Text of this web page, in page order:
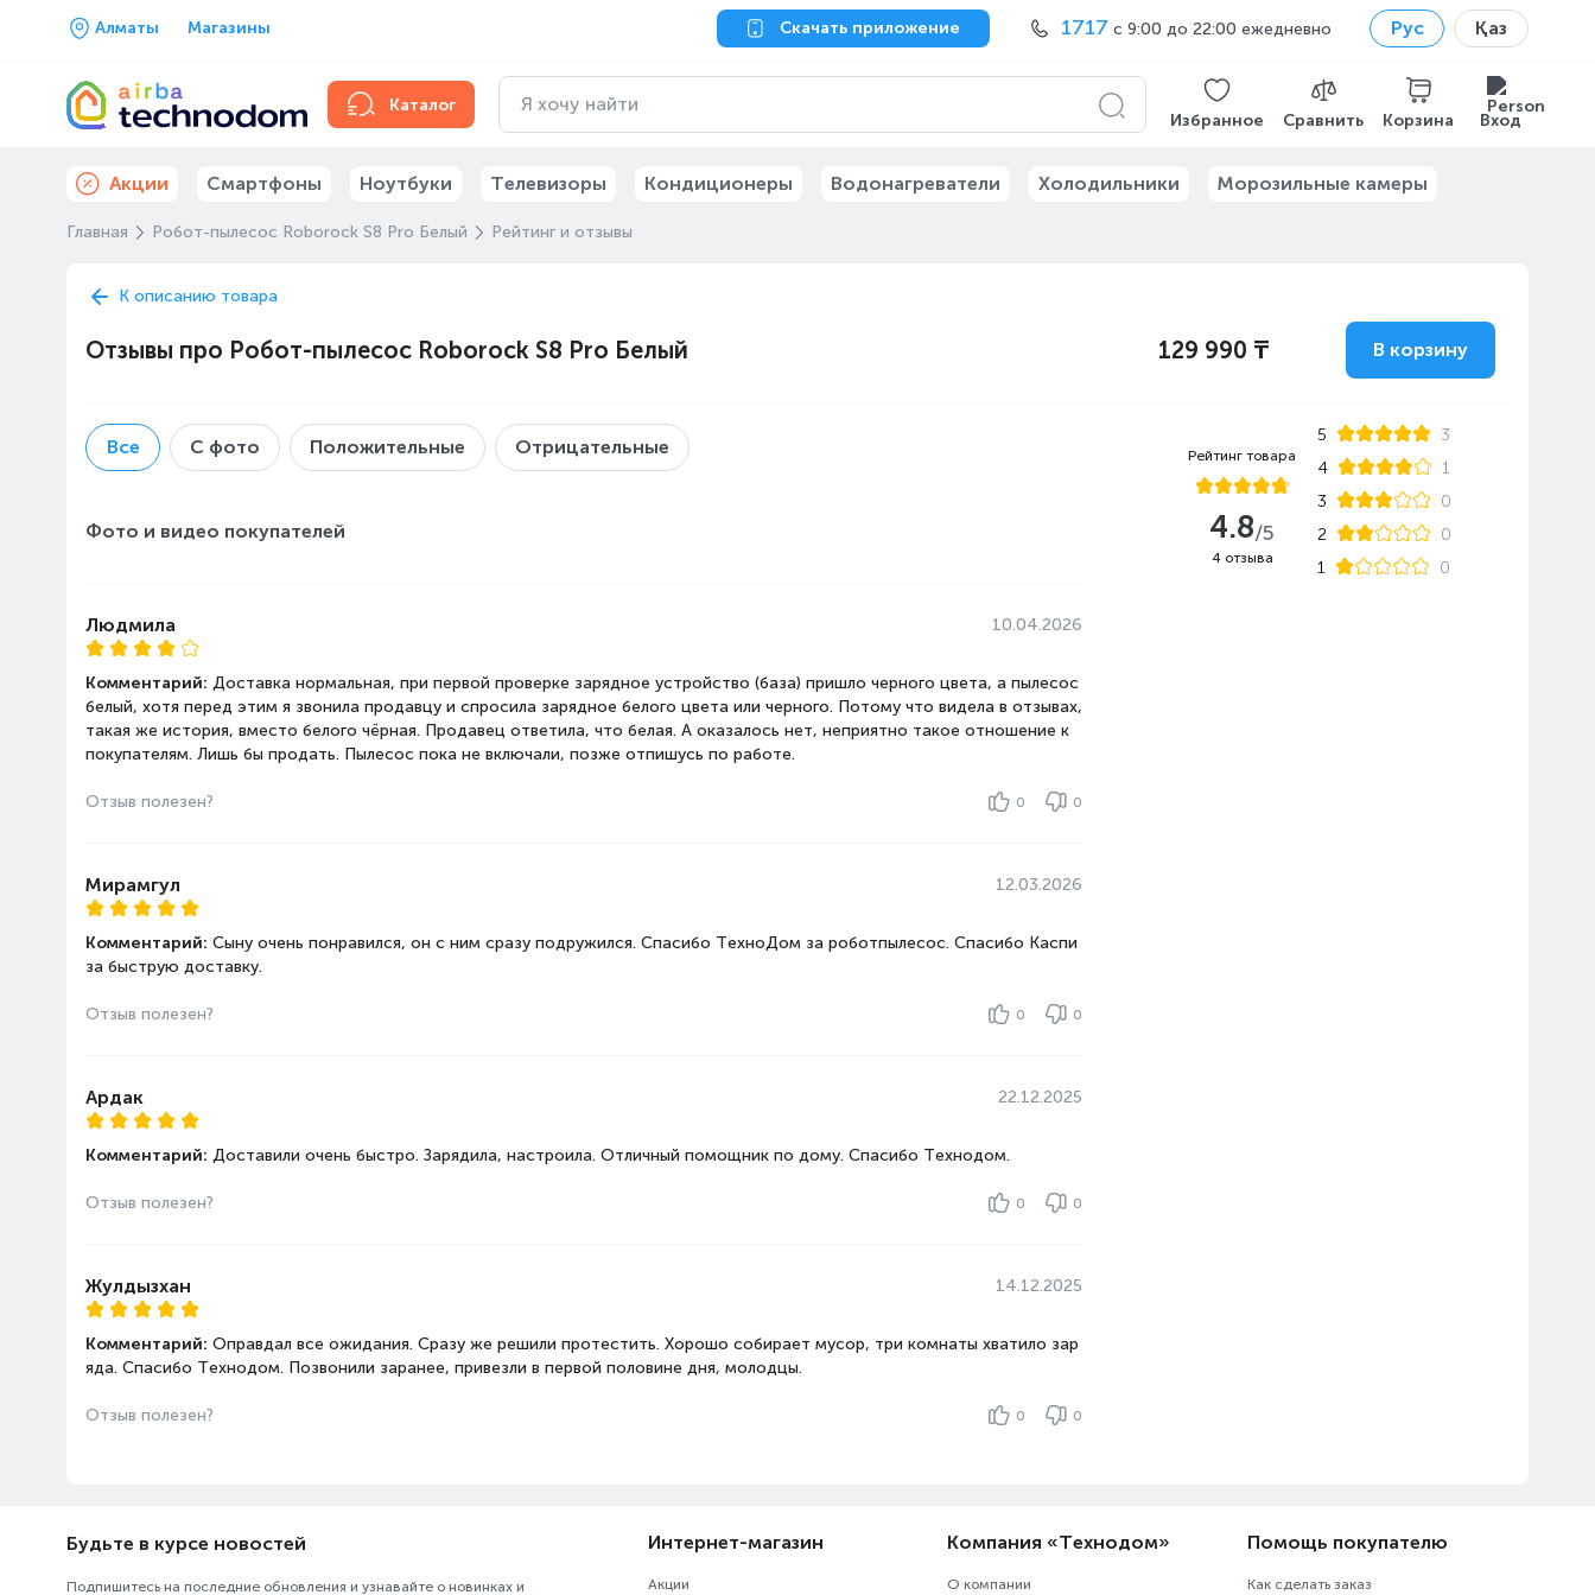
Алматы Магазины Скачать приложение 1717 с 9:00 до 22:00 ежедневно Рус Қаз
Каталог
Избранное Сравнить Корзина Вход
Акции Смартфоны Ноутбуки Телевизоры Кондиционеры Водонагреватели Холодильники Морозильные камеры
Главная Робот-пылесос Roborock S8 Pro Белый Рейтинг и отзывы
К описанию товара
Отзывы про Робот-пылесос Roborock S8 Pro Белый 129 990 ₸ В корзину
Все С фото Положительные Отрицательные
Фото и видео покупателей
Людмила 10.04.2026
Комментарий: Доставка нормальная, при первой проверке зарядное устройство (база) пришло черного цвета, а пылесос
белый, хотя перед этим я звонила продавцу и спросила зарядное белого цвета или черного. Потому что видела в отзывах,
такая же история, вместо белого чёрная. Продавец ответила, что белая. А оказалось нет, неприятно такое отношение к
покупателям. Лишь бы продать. Пылесос пока не включали, позже отпишусь по работе.
Отзыв полезен? 0 0
Мирамгул 12.03.2026
Комментарий: Сыну очень понравился, он с ним сразу подружился. Спасибо ТехноДом за роботпылесос. Спасибо Каспи
за быструю доставку.
Отзыв полезен? 0 0
Ардак 22.12.2025
Комментарий: Доставили очень быстро. Зарядила, настроила. Отличный помощник по дому. Спасибо Технодом.
Отзыв полезен? 0 0
Жулдызхан 14.12.2025
Комментарий: Оправдал все ожидания. Сразу же решили протестить. Хорошо собирает мусор, три комнаты хватило зар
яда. Спасибо Технодом. Позвонили заранее, привезли в первой половине дня, молодцы.
Отзыв полезен? 0 0
Рейтинг товара
4.8/5
4 отзыва
5
3
4
1
3
0
2
0
1
0
Будьте в курсе новостей
Подпишитесь на последние обновления и узнавайте о новинках и
Интернет-магазин
Акции
Компания «Технодом»
О компании
Помощь покупателю
Как сделать заказ